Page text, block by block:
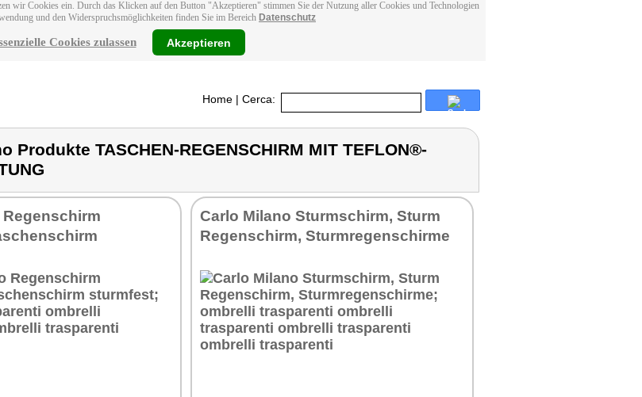
wir Cookies ein. Durch das Klicken auf den Button "Akzeptieren" stimmen Sie der Nutzung aller Cookies und Technologien
und den Widerspruchsmöglichkeiten finden Sie im Bereich Datenschutz
Cookies zulassen Akzeptieren
Home | Cerca:
Produkte TASCHEN-REGENSCHIRM MIT TEFLON®-
Carlo Milano Sturmschirm, Sturm
Regenschirm, Sturmregenschirme